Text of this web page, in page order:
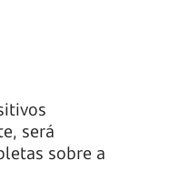
será
sobre a